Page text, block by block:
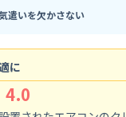
遣いを欠かさない
に
4.0